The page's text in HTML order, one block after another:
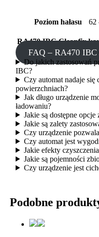
Poziom hałasu 62
RA470 IBC Cleanfix
FAQ – RA470
Do jakich zastosowań
IBC?
Czy automat nadaje się
powierzchniach?
Jak długo urządzenie
ładowaniu?
Jakie są dostępne opcje
Jakie są zalety
Czy urządzenie
Czy automat jest
Jakie efekty
Jakie są pojemności
Czy urządzenie jest
Podobne